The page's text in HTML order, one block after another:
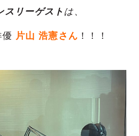
スリーゲストは、
優 片山 浩憲さん ！！！